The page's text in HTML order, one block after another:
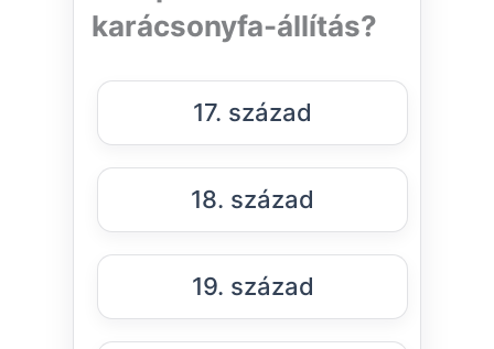
karácsonyfa-állítás?
17. század
18. század
19. század